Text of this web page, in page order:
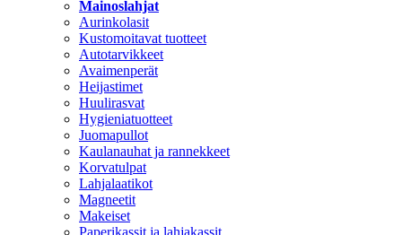
Mainoslahjat
Aurinkolasit
Kustomoitavat tuotteet
Autotarvikkeet
Avaimenperät
Heijastimet
Huulirasvat
Hygieniatuotteet
Juomapullot
Kaulanauhat ja rannekkeet
Korvatulpat
Lahjalaatikot
Magneetit
Makeiset
Paperikassit ja lahjakassit